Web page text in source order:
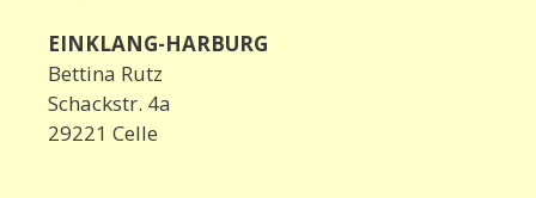
EINKLANG-HARBURG
Bettina Rutz
Schackstr. 4a
29221 Celle